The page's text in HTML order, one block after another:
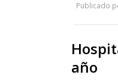
Publicado
año